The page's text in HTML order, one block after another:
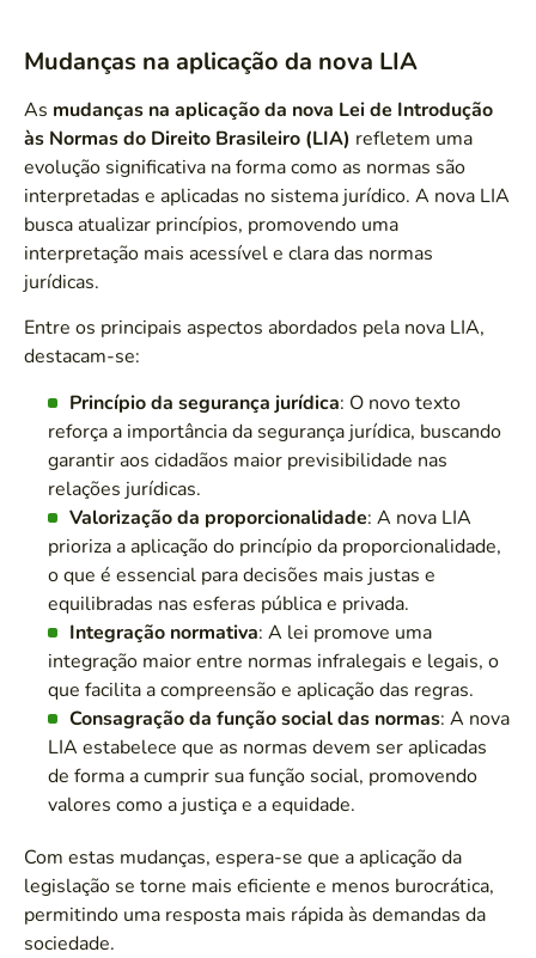
Mudanças na aplicação da nova LIA
As mudanças na aplicação da nova Lei de Introdução
às Normas do Direito Brasileiro (LIA) refletem uma
evolução significativa na forma como as normas são
interpretadas e aplicadas no sistema jurídico. A nova LIA
busca atualizar princípios, promovendo uma
interpretação mais acessível e clara das normas
jurídicas.
Entre os principais aspectos abordados pela nova LIA,
destacam-se:
Princípio da segurança jurídica: O novo texto
reforça a importância da segurança jurídica, buscando
garantir aos cidadãos maior previsibilidade nas
relações jurídicas.
Valorização da proporcionalidade: A nova LIA
prioriza a aplicação do princípio da proporcionalidade,
o que é essencial para decisões mais justas e
equilibradas nas esferas pública e privada.
Integração normativa: A lei promove uma
integração maior entre normas infralegais e legais, o
que facilita a compreensão e aplicação das regras.
Consagração da função social das normas: A nova
LIA estabelece que as normas devem ser aplicadas
de forma a cumprir sua função social, promovendo
valores como a justiça e a equidade.
Com estas mudanças, espera-se que a aplicação da
legislação se torne mais eficiente e menos burocrática,
permitindo uma resposta mais rápida às demandas da
sociedade.